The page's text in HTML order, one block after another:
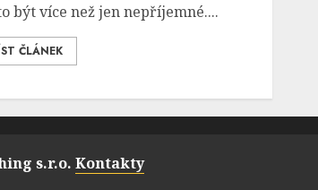
být více než jen nepříjemné....
ČLÁNEK
s.r.o. Kontakty